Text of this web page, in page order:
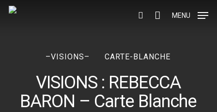
Skip
search
MENU
–VISIONS– CARTE-BLANCHE
VISIONS : REBECCA
BARON – Carte Blanche